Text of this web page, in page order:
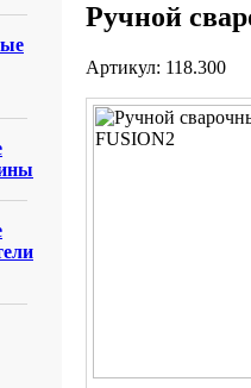
Ручной
Артикул: 118.300